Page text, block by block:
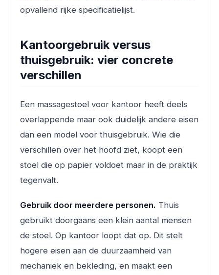
opvallend rijke specificatielijst.
Kantoorgebruik versus
thuisgebruik: vier concrete
verschillen
Een massagestoel voor kantoor heeft deels
overlappende maar ook duidelijk andere eisen
dan een model voor thuisgebruik. Wie die
verschillen over het hoofd ziet, koopt een
stoel die op papier voldoet maar in de praktijk
tegenvalt.
Gebruik door meerdere personen. Thuis
gebruikt doorgaans een klein aantal mensen
de stoel. Op kantoor loopt dat op. Dit stelt
hogere eisen aan de duurzaamheid van
mechaniek en bekleding, en maakt een